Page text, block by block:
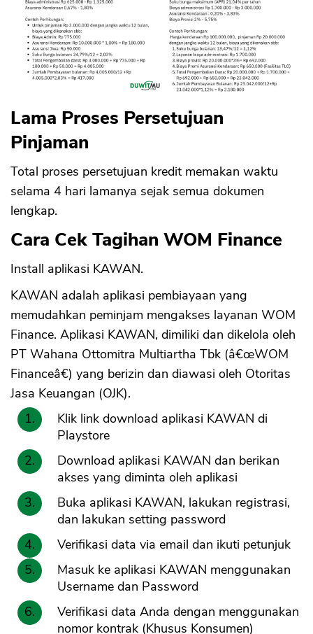
Lama Proses Persetujuan
Pinjaman
Total proses persetujuan kredit memakan waktu
selama 4 hari lamanya sejak semua dokumen
lengkap.
Cara Cek Tagihan WOM Finance
Install aplikasi KAWAN.
KAWAN adalah aplikasi pembiayaan yang
memudahkan peminjam mengakses layanan WOM
Finance. Aplikasi KAWAN, dimiliki dan dikelola oleh
PT Wahana Ottomitra Multiartha Tbk (â€œWOM
Financeâ€) yang berizin dan diawasi oleh Otoritas
Jasa Keuangan (OJK).
Klik link download aplikasi KAWAN di
Playstore
Download aplikasi KAWAN dan berikan
akses yang diminta oleh aplikasi
Buka aplikasi KAWAN, lakukan registrasi,
dan lakukan setting password
Verifikasi data via email dan ikuti petunjuk
Masuk ke aplikasi KAWAN menggunakan
Username dan Password
Verifikasi data Anda dengan menggunakan
nomor kontrak (Khusus Konsumen)